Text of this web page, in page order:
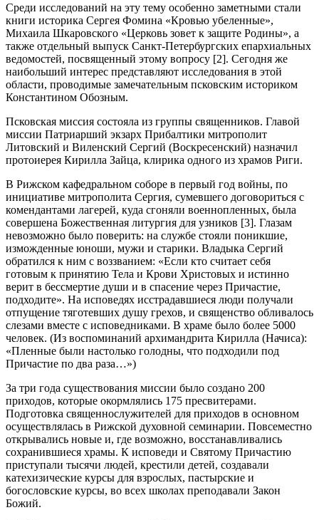
Среди исследований на эту тему особенно заметными стали
книги историка Сергея Фомина «Кровью убеленные»,
Михаила Шкаровского «Церковь зовет к защите Родины», а
также отдельный выпуск Санкт-Петербургских епархиальных
ведомостей, посвященный этому вопросу [2]. Сегодня же
наибольший интерес представляют исследования в этой
области, проводимые замечательным псковским историком
Константином Обозным.
Псковская миссия состояла из группы священников. Главой
миссии Патриарший экзарх Прибалтики митрополит
Литовский и Виленский Сергий (Воскресенский) назначил
протоиерея Кирилла Зайца, клирика одного из храмов Риги.
В Рижском кафедральном соборе в первый год войны, по
инициативе митрополита Сергия, сумевшего договориться с
комендантами лагерей, куда сгоняли военнопленных, была
совершена Божественная литургия для узников [3]. Глазам
невозможно было поверить: на службе стояли поникшие,
изможденные юноши, мужи и старики. Владыка Сергий
обратился к ним с воззванием: «Если кто считает себя
готовым к принятию Тела и Крови Христовых и истинно
верит в бессмертие души и в спасение через Причастие,
подходите». На исповедях исстрадавшиеся люди получали
отпущение тяготевших душу грехов, и священство обливалось
слезами вместе с исповедниками. В храме было более 5000
человек. (Из воспоминаний архимандрита Кирилла (Начиса):
«Пленные были настолько голодны, что подходили под
Причастие по два раза…»)
За три года существования миссии было создано 200
приходов, которые окормлялись 175 пресвитерами.
Подготовка священнослужителей для приходов в основном
осуществлялась в Рижской духовной семинарии. Повсеместно
открывались новые и, где возможно, восстанавливались
сохранившиеся храмы. К исповеди и Святому Причастию
приступали тысячи людей, крестили детей, создавали
катехизические курсы для взрослых, пастырские и
богословские курсы, во всех школах преподавали Закон
Божий.